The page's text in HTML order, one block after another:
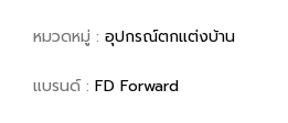
หมวดหมู่ : อุปกรณ์ตกแต่งบ้าน
แบรนด์ : FD Forward